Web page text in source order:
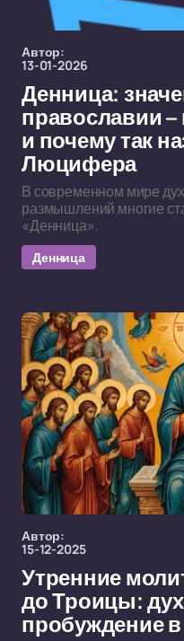
Автор:
13-01-2026
Денница:
православии –
и почему так
Люцифера
В современном мире
размышлений многие
«Денница».
Денница
Автор:
15-12-2025
Утренние
до Троицы:
пробуждение